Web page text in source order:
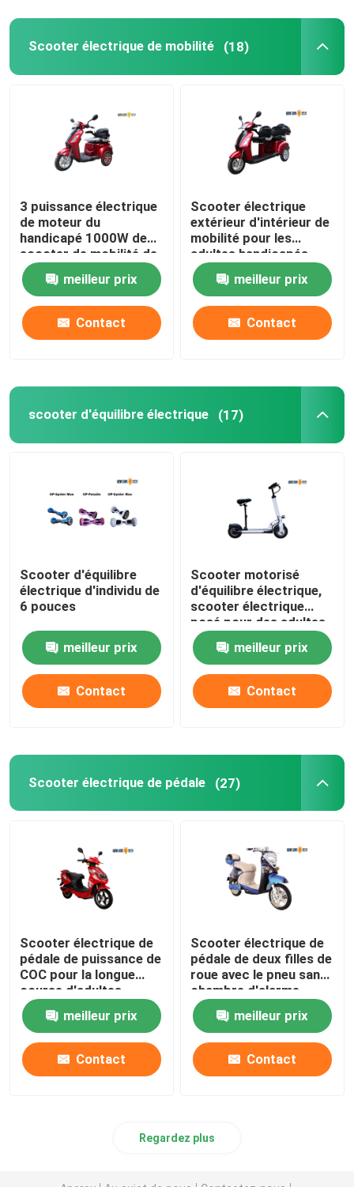
Scooter électrique de mobilité (18)
3 puissance électrique
de moteur du
handicapé 1000W de
scooter de mobilité de
long terme de roue
meilleur prix
Contact
Scooter électrique
extérieur d'intérieur de
mobilité pour les
adultes handicapés
avec le mètre
d'affichage à cristaux
liquides
meilleur prix
Contact
scooter d'équilibre électrique (17)
Scooter d'équilibre
électrique d'individu de
6 pouces
meilleur prix
Contact
Scooter motorisé
d'équilibre électrique,
scooter électrique
posé pour des adultes
meilleur prix
Contact
Scooter électrique de pédale (27)
Scooter électrique de
pédale de puissance de
COC pour la longue
course d'adultes
meilleur prix
Contact
Scooter électrique de
pédale de deux filles de
roue avec le pneu sans
chambre d'alarme
meilleur prix
Contact
Regardez plus